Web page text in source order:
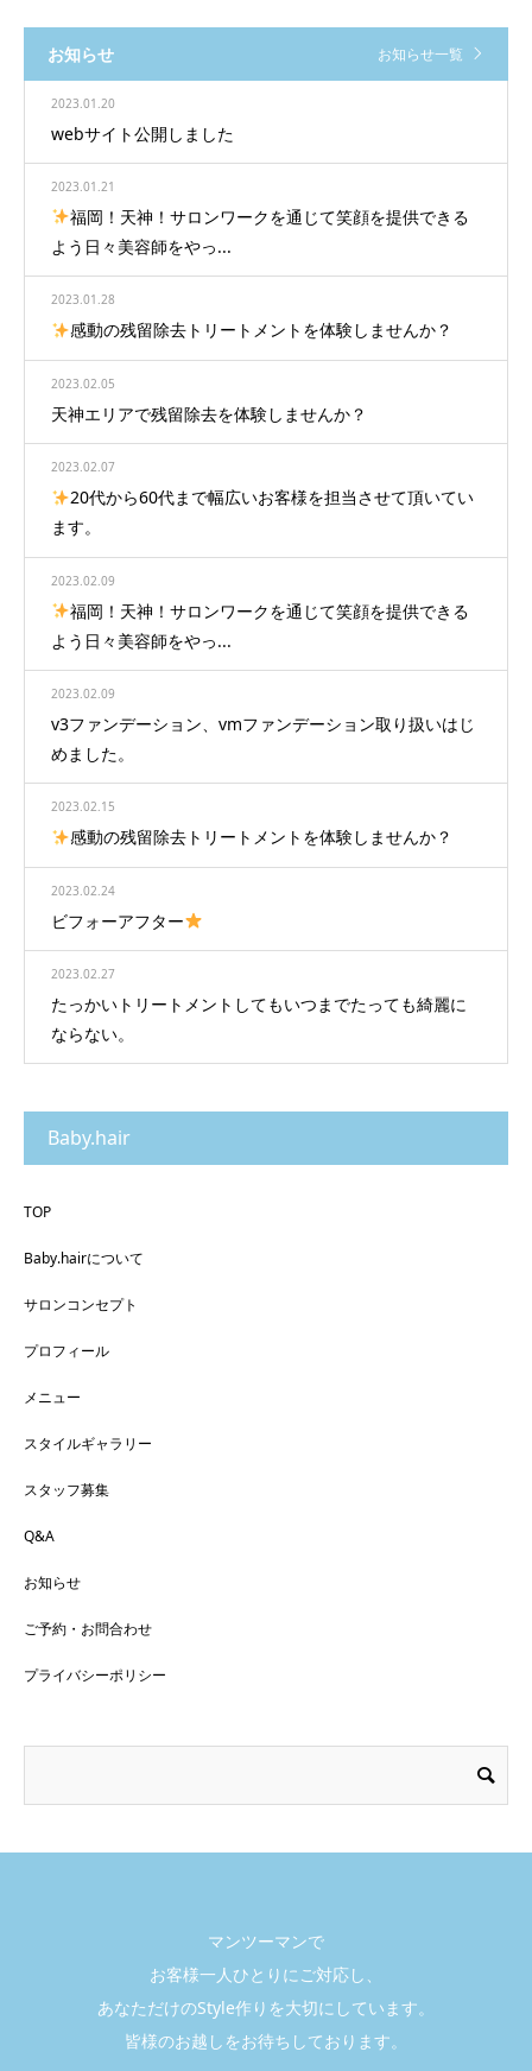
お知らせ お知らせ一覧
2023.01.20
webサイト公開しました
2023.01.21
福岡！天神！サロンワークを通じて笑顔を提供できる
よう日々美容師をやっ...
2023.01.28
感動の残留除去トリートメントを体験しませんか？
2023.02.05
天神エリアで残留除去を体験しませんか？
2023.02.07
20代から60代まで幅広いお客様を担当させて頂いてい
ます。
2023.02.09
福岡！天神！サロンワークを通じて笑顔を提供できる
よう日々美容師をやっ...
2023.02.09
v3ファンデーション、vmファンデーション取り扱いはじ
めました。
2023.02.15
感動の残留除去トリートメントを体験しませんか？
2023.02.24
ビフォーアフター
2023.02.27
たっかいトリートメントしてもいつまでたっても綺麗に
ならない。
Baby.hair
TOP
Baby.hairについて
サロンコンセプト
プロフィール
メニュー
スタイルギャラリー
スタッフ募集
Q&A
お知らせ
ご予約・お問合わせ
プライバシーポリシー
マンツーマンで
お客様一人ひとりにご対応し、
あなただけのStyle作りを大切にしています。
皆様のお越しをお待ちしております。